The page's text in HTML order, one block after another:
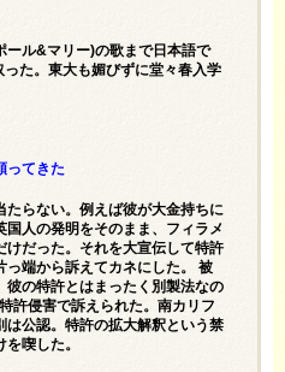
ール&マリー)の歌まで日本語で
た。東大も媚びずに堂々春入学
ってきた
たらない。例えば彼が大金持ちに
人の発明をそのまま、フィラメ
けだった。それを大宣伝して特許
っ端から訴えてカネにした。 被
彼の特許とはまったく別製法なの
許侵害で訴えられた。南カリフ
は公認。特許の拡大解釈という禁
喫した。